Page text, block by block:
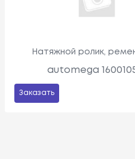
Натяжной ролик,
automega
Заказать